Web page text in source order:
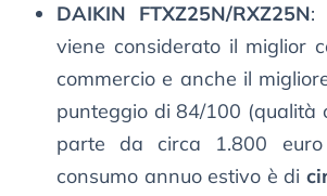
DAIKIN FTXZ25N/RXZ25N:
viene considerato il miglior
commercio e anche il
punteggio di 84/100 (qualità
parte da circa 1.800
consumo annuo estivo è di